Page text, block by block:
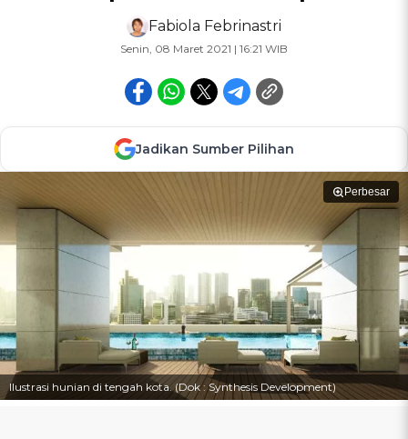
Fabiola Febrinastri
Senin, 08 Maret 2021 | 16:21 WIB
Jadikan Sumber Pilihan
Perbesar
Ilustrasi hunian di tengah kota. (Dok : Synthesis Development)